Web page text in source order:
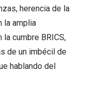
herencia de la
la amplia
cumbre BRICS,
de un imbécil de
hablando del